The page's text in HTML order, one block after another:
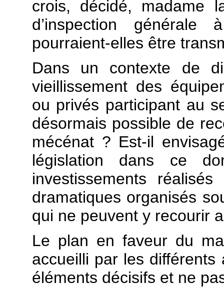
crois, décidé, madame
d’inspection
pourraient-elles être
Dans un contexte de
vieillissement des
ou privés participant au
désormais possible de
mécénat ? Est-il
législation dans ce
investissements
dramatiques organisés
qui ne peuvent y recourir
Le plan en faveur du
accueilli par les
éléments décisifs et ne